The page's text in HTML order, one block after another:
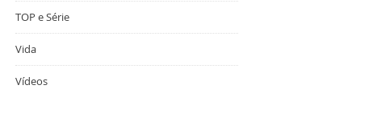
TOP e Série
Vida
Vídeos